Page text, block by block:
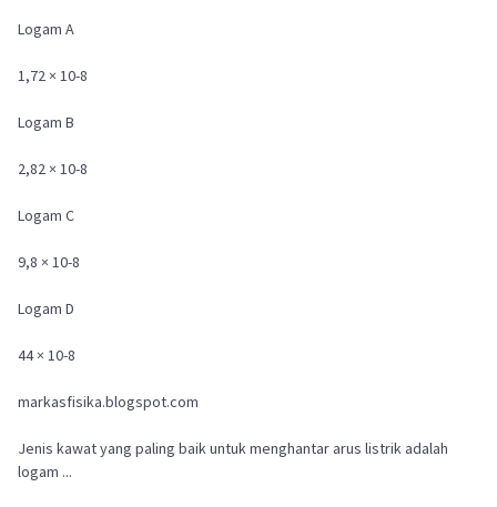
Logam A
1,72 × 10-8
Logam B
2,82 × 10-8
Logam C
9,8 × 10-8
Logam D
44 × 10-8
markasfisika.blogspot.com
Jenis kawat yang paling baik untuk menghantar arus listrik adalah
logam ...